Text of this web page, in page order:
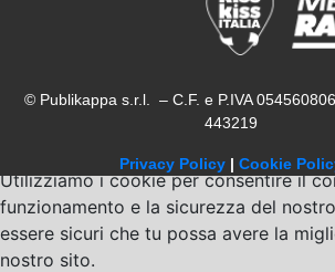
© Publikappa s.r.l. – C.F. e P.IVA
443219
Privacy Policy | Cookie
Utilizziamo i cookie per consentire il
funzionamento e la sicurezza del
essere sicuri che tu possa avere la
nostro sito.